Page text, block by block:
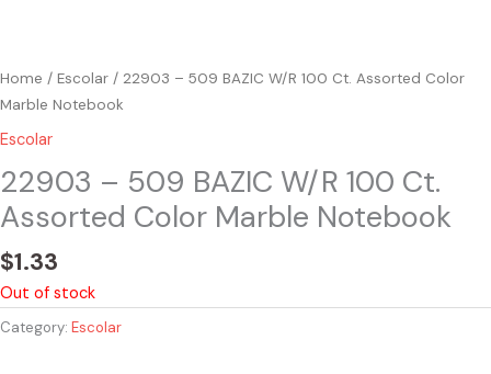
Home / Escolar / 22903 – 509 BAZIC W/R 100 Ct. Assorted Color
Marble Notebook
Escolar
22903 – 509 BAZIC W/R 100 Ct.
Assorted Color Marble Notebook
$1.33
Out of stock
Category: Escolar